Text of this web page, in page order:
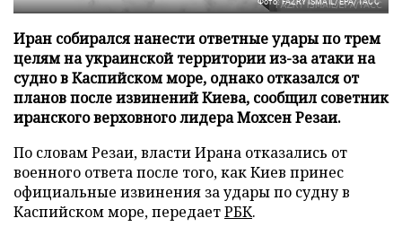
Иран собирался нанести ответные удары по трем
целям на украинской территории из-за атаки на
судно в Каспийском море, однако отказался от
планов после извинений Киева, сообщил советник
иранского верховного лидера Мохсен Резаи.
По словам Резаи, власти Ирана отказались от
военного ответа после того, как Киев принес
официальные извинения за удары по судну в
Каспийском море, передаетРБК.